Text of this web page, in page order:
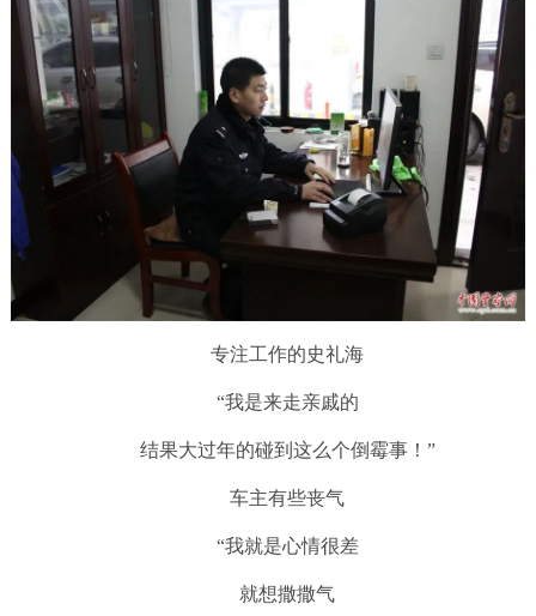
专注工作的史礼海
“我是来走亲戚的
结果大过年的碰到这么个倒霉事！”
车主有些丧气
“我就是心情很差
就想撒撒气